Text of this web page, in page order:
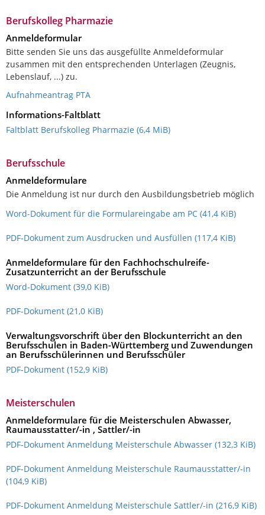
Berufskolleg Pharmazie
Anmeldeformular
Bitte senden Sie uns das ausgefüllte Anmeldeformular
zusammen mit den entsprechenden Unterlagen (Zeugnis,
Lebenslauf, ...) zu.
Aufnahmeantrag PTA
Informations-Faltblatt
Faltblatt Berufskolleg Pharmazie (6,4 MiB)
Berufsschule
Anmeldeformulare
Die Anmeldung ist nur durch den Ausbildungsbetrieb möglich
Word-Dokument für die Formulareingabe am PC (41,4 KiB)
PDF-Dokument zum Ausdrucken und Ausfüllen (117,4 KiB)
Anmeldeformulare für den Fachhochschulreife-
Zusatzunterricht an der Berufsschule
Word-Dokument (39,0 KiB)
PDF-Dokument (21,0 KiB)
Verwaltungsvorschrift über den Blockunterricht an den
Berufsschulen in Baden-Württemberg und Zuwendungen
an Berufsschülerinnen und Berufsschüler
PDF-Dokument (152,9 KiB)
Meisterschulen
Anmeldeformulare für die Meisterschulen Abwasser,
Raumausstatter/-in , Sattler/-in
PDF-Dokument Anmeldung Meisterschule Abwasser (132,3 KiB)
PDF-Dokument Anmeldung Meisterschule Raumausstatter/-in
(104,9 KiB)
PDF-Dokument Anmeldung Meisterschule Sattler/-in (216,9 KiB)